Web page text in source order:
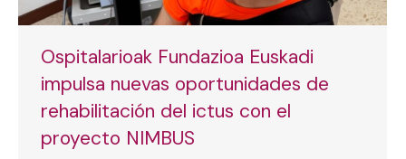
Ospitalarioak Fundazioa Euskadi
impulsa nuevas oportunidades de
rehabilitación del ictus con el
proyecto NIMBUS